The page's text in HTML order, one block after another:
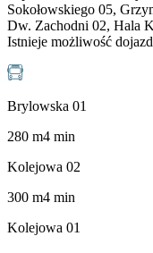
Sokołowskiego 05,
Dw. Zachodni 02, Hala
Istnieje możliwość
Brylowska 01
280 m4 min
Kolejowa 02
300 m4 min
Kolejowa 01